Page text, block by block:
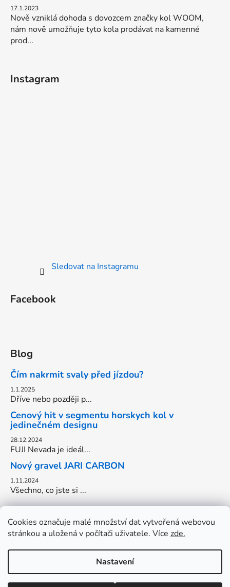
Cookies označuje malé množství dat vytvořená webovou
stránkou a uložená v počítači uživatele. Více zde.
Nastavení
17.1.2023
Nově vzniklá dohoda s dovozcem značky kol WOOM,
nám nově umožňuje tyto kola prodávat na kamenné
prod...
Instagram
Sledovat na Instagramu
Facebook
Blog
Čím nakrmit svaly před jízdou?
1.1.2025
Dříve nebo později p...
Cenový hit v segmentu horskych kol v
jedinečném designu
28.12.2024
FUJI Nevada je ideál...
Nový gravel JARI CARBON
1.11.2024
Všechno, co jste si ...